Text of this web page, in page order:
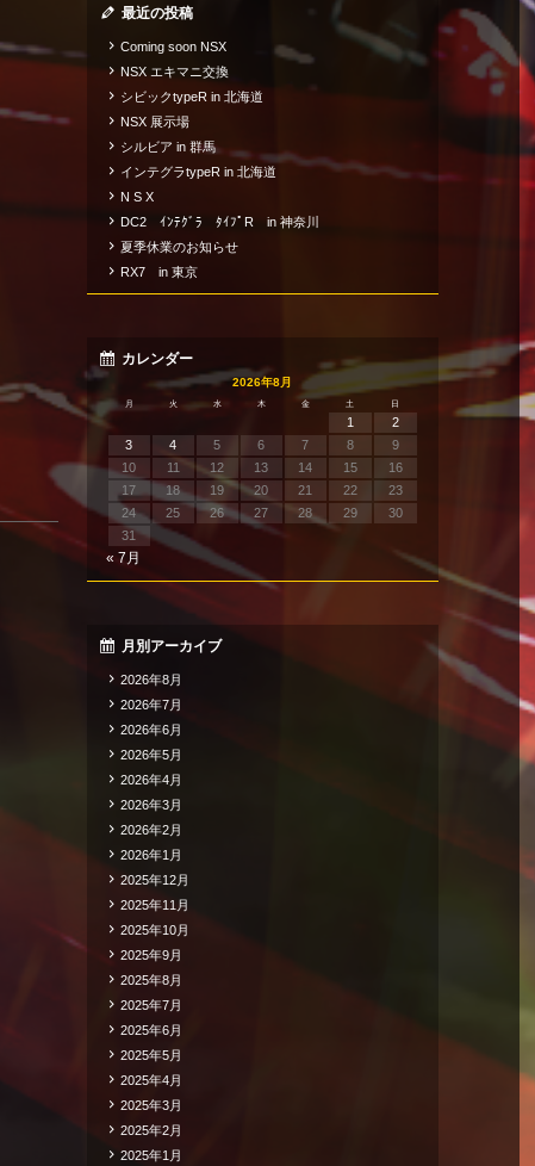
最近の投稿
Coming soon NSX
NSX エキマニ交換
シビックtypeR in 北海道
NSX 展示場
シルビア in 群馬
インテグラtypeR in 北海道
N S X
DC2 ｲﾝﾃｸﾞﾗ ﾀｲﾌﾟR in 神奈川
夏季休業のお知らせ
RX7 in 東京
カレンダー
2026年8月
月 火 水 木 金 土 日
1
2
3
4 5 6 7 8
9
10
11 12 13 14 15
16
17
18 19 20 21 22
23
24
25 26 27 28 29
30
31
« 7月
月別アーカイブ
2026年8月
2026年7月
2026年6月
2026年5月
2026年4月
2026年3月
2026年2月
2026年1月
2025年12月
2025年11月
2025年10月
2025年9月
2025年8月
2025年7月
2025年6月
2025年5月
2025年4月
2025年3月
2025年2月
2025年1月